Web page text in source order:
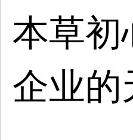
本草初
企业